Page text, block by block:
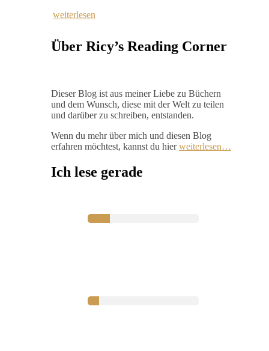
weiterlesen
Über Ricy’s Reading Corner
Dieser Blog ist aus meiner Liebe zu Büchern
und dem Wunsch, diese mit der Welt zu teilen
und darüber zu schreiben, entstanden.
Wenn du mehr über mich und diesen Blog
erfahren möchtest, kannst du hierweiterlesen…
Ich lese gerade